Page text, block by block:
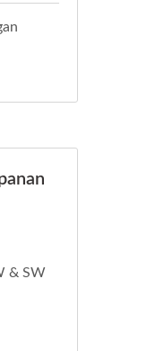
& SW